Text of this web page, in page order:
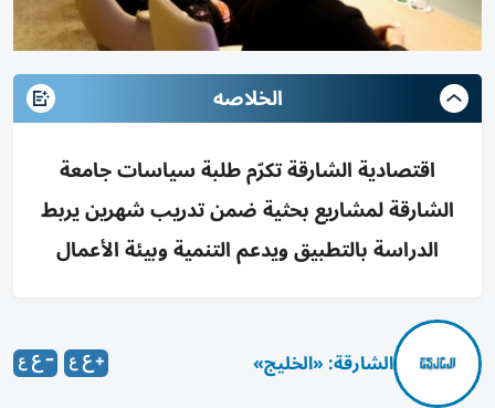
الخلاصه
اقتصادية الشارقة تكرّم طلبة سياسات جامعة
الشارقة لمشاريع بحثية ضمن تدريب شهرين يربط
الدراسة بالتطبيق ويدعم التنمية وبيئة الأعمال
الشارقة: «الخليج»